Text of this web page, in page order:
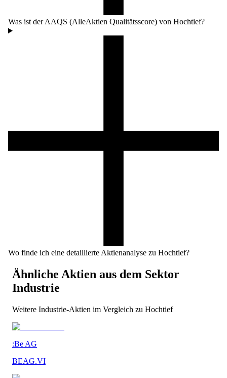
Was ist der AAQS (AlleAktien Qualitätsscore) von Hochtief?
Wo finde ich eine detaillierte Aktienanalyse zu Hochtief?
Ähnliche Aktien aus dem Sektor
Industrie
Weitere Industrie-Aktien im Vergleich zu Hochtief
:Be AG
BEAG.VI